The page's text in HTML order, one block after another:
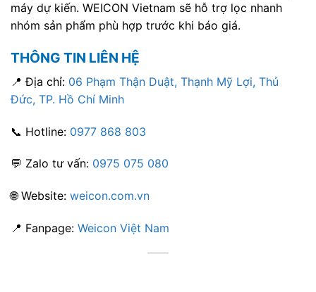
máy dự kiến. WEICON Vietnam sẽ hỗ trợ lọc nhanh
nhóm sản phẩm phù hợp trước khi báo giá.
THÔNG TIN LIÊN HỆ
📍 Địa chỉ: 06 Phạm Thận Duật, Thạnh Mỹ Lợi, Thủ
Đức, TP. Hồ Chí Minh
📞 Hotline: 0977 868 803
💬 Zalo tư vấn: 0975 075 080
🌐 Website: weicon.com.vn
📍 Fanpage: Weicon Việt Nam